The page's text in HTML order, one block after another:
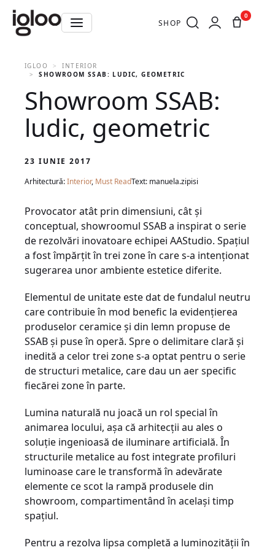
SHOP
0
IGLOO
INTERIOR
SHOWROOM SSAB: LUDIC, GEOMETRIC
Showroom SSAB:
ludic, geometric
23 IUNIE 2017
Arhitectură:Interior, Must ReadText: manuela.zipisi
Provocator atât prin dimensiuni, cât și
conceptual, showroomul SSAB a inspirat o serie
de rezolvări inovatoare echipei AAStudio. Spațiul
a fost împărțit în trei zone în care s-a intenționat
sugerarea unor ambiente estetice diferite.
Elementul de unitate este dat de fundalul neutru
care contribuie în mod benefic la evidențierea
produselor ceramice și din lemn propuse de
SSAB și puse în operă. Spre o delimitare clară și
inedită a celor trei zone s-a optat pentru o serie
de structuri metalice, care dau un aer specific
fiecărei zone în parte.
Lumina naturală nu joacă un rol special în
animarea locului, așa că arhitecții au ales o
soluție ingenioasă de iluminare artificială. În
structurile metalice au fost integrate profiluri
luminoase care le transformă în adevărate
elemente ce scot la rampă produsele din
showroom, compartimentând în același timp
spațiul.
Pentru a rezolva lipsa completă a luminozității în